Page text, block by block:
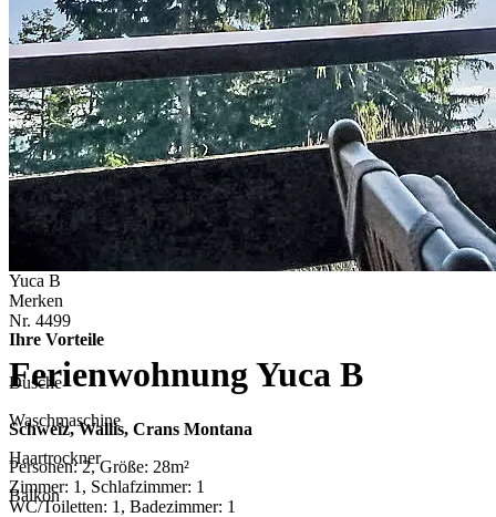
Yuca B
Merken
Nr. 4499
Ferienwohnung Yuca B
Schweiz, Wallis, Crans Montana
Personen: 2, Größe: 28m²
Zimmer: 1, Schlafzimmer: 1
WC/Toiletten: 1, Badezimmer: 1
Ihre Vorteile
Dusche
Waschmaschine
Haartrockner
Balkon